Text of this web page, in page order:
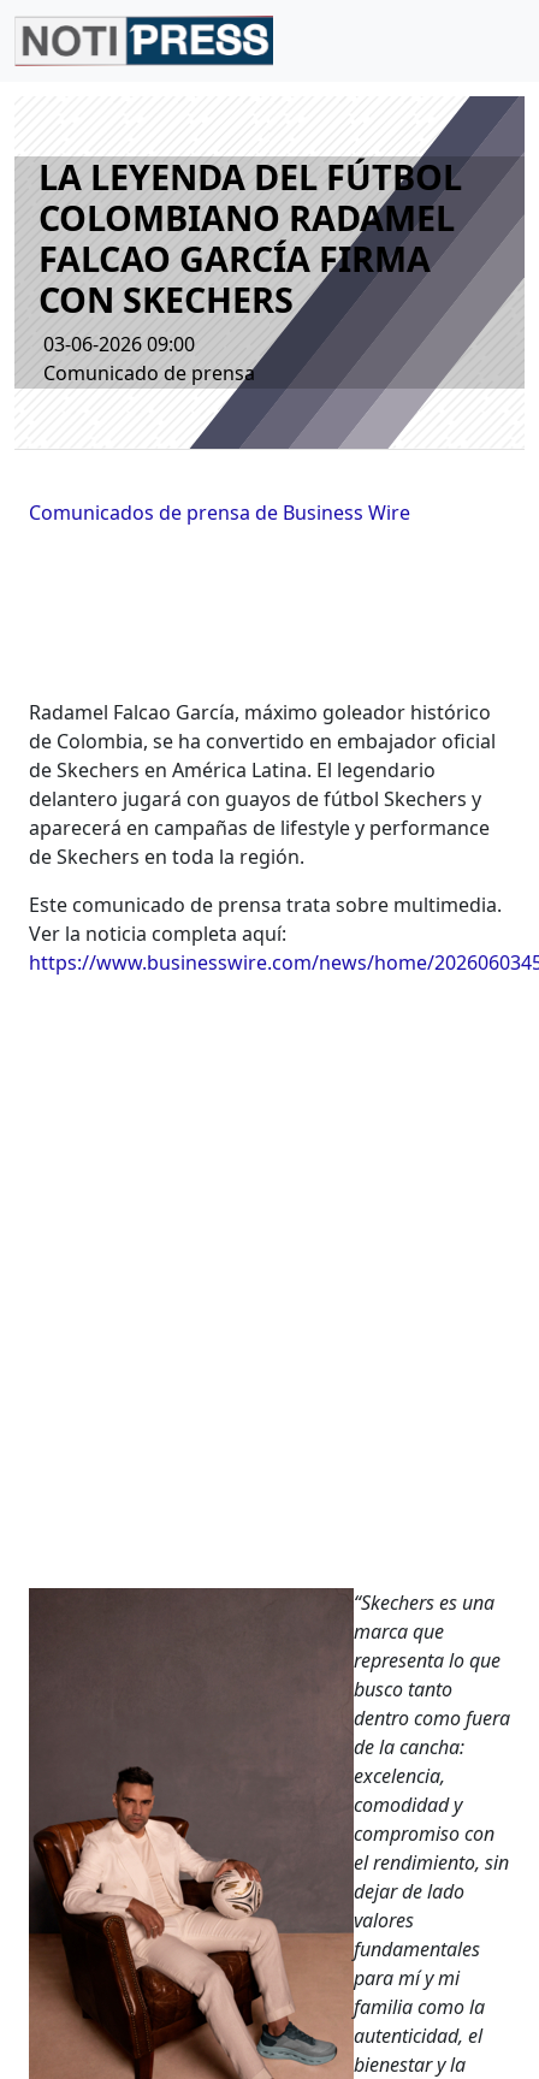
LA LEYENDA DEL FÚTBOL
COLOMBIANO RADAMEL
FALCAO GARCÍA FIRMA
CON SKECHERS
03-06-2026 09:00
Comunicado de prensa
Comunicados de prensa de Business Wire
Radamel Falcao García, máximo goleador histórico
de Colombia, se ha convertido en embajador oficial
de Skechers en América Latina. El legendario
delantero jugará con guayos de fútbol Skechers y
aparecerá en campañas de lifestyle y performance
de Skechers en toda la región.
Este comunicado de prensa trata sobre multimedia.
Ver la noticia completa aquí:
https://www.businesswire.com/news/home/
“Skechers es una
marca que
representa lo que
busco tanto
dentro como fuera
de la cancha:
excelencia,
comodidad y
compromiso con
el rendimiento, sin
dejar de lado
valores
fundamentales
para mí y mi
familia como la
autenticidad, el
bienestar y la